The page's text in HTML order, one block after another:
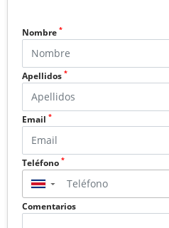
Nombre *
Apellidos *
Email *
Teléfono *
▼
Comentarios